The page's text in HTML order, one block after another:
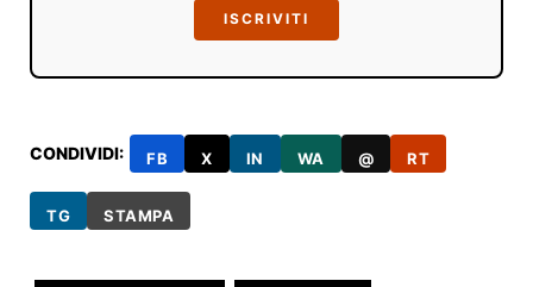
ISCRIVITI
CONDIVIDI: FB X IN WA @ RT
TG STAMPA